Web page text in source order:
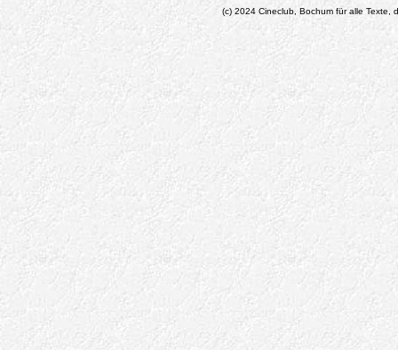
(c) 2024 Cineclub, Bochum für alle Texte,